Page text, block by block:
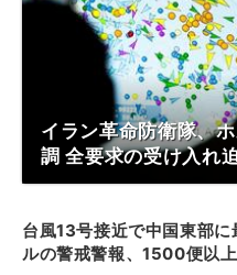
イラン革命防衛隊、
調 全要求の受け入れ
台風13号接近で中国東部に
ルの警戒警報、1500便以